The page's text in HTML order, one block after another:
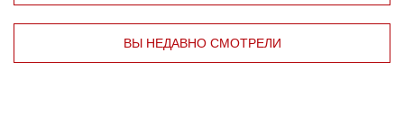
ВЫ НЕДАВНО СМОТРЕЛИ